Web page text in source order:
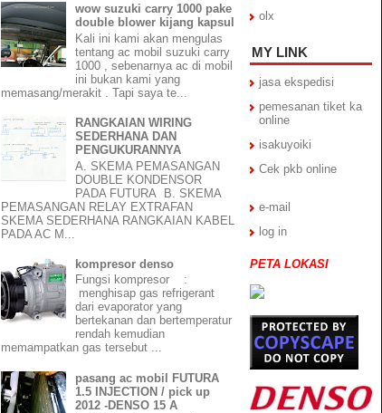
wow suzuki carry 1000 pake
double blower kijang kapsul
Kali ini kami akan mengulas
tentang ac mobil suzuki carry
1000 , sebenarnya ac di mobil
ini bukan kami yang
memasang/merakit . Tapi saya te...
RANGKAIAN WIRING
SEDERHANA DAN
PENGUKURANNYA
A. SKEMA PEMASANGAN
DOUBLE KONDENSOR
PADA FUTURA B. SKEMA
PEMASANGAN RELAY EXTRAFAN
SKEMA SEDERHANA RANGKAIAN KABEL
PADA AC M...
kompresor denso
Fungsi kompresor :
menghisap gas refrigerant
dari evaporator yang
bertekanan dan bertemperatur
rendah kemudian
memampatkan gas tersebut ...
pasang ac mobil FUTURA
1.5 INJECTION / pick up
2012 -DENSO 15 A
olx
MY LINK
jasa ekspedisi
pemesanan tiket ka
online
isakuyoiki
Cek pkb online
e-mail
log in
PETA LOKASI